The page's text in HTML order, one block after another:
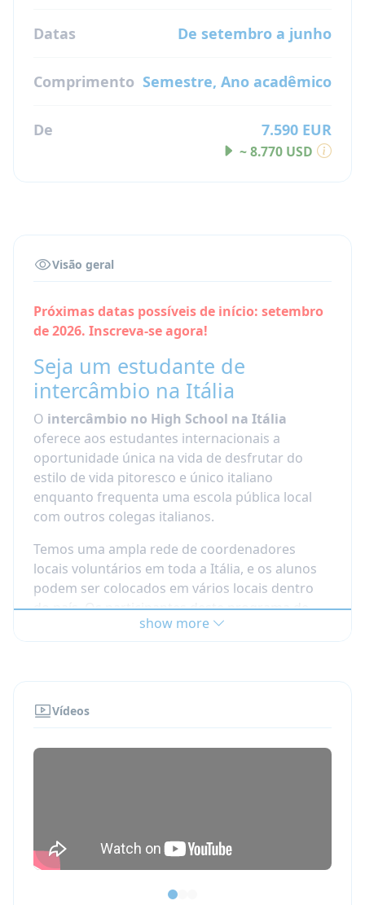
Datas De setembro a junho
Comprimento Semestre, Ano acadêmico
De 7.590 EUR
~ 8.770 USD
Visão geral
Próximas datas possíveis de início: setembro
de 2026. Inscreva-se agora!
Seja um estudante de
intercâmbio na Itália
O intercâmbio no High School na Itália
oferece aos estudantes internacionais a
oportunidade única na vida de desfrutar do
estilo de vida pitoresco e único italiano
enquanto frequenta uma escola pública local
com outros colegas italianos.
Temos uma ampla rede de coordenadores
locais voluntários em toda a Itália, e os alunos
podem ser colocados em vários locais dentro
do país. Os participantes deste programa de
intercâmbio no ensino médio na Itália devem
ter a mente aberta e ser flexíveis em relação à
se envolver com suas famílias voluntárias.
Com base nas necessidades individuais de cada
aluno, os estudantes de intercâmbio podem ser
High School de Belas Artes (Liceo Artistico)
Escola de Formação de Professores (Istituto
show more
Vídeos